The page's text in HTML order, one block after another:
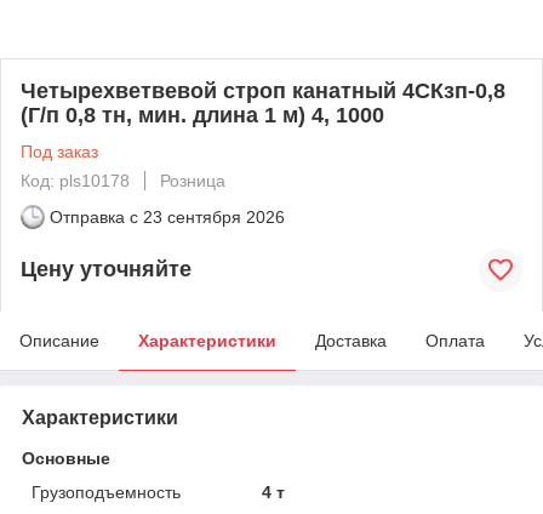
Четырехветвевой строп канатный 4СКзп-0,8
(Г/п 0,8 тн, мин. длина 1 м) 4, 1000
Под заказ
Код: pls10178
Розница
Отправка с 23 сентября 2026
Цену уточняйте
Описание Характеристики Доставка Оплата
Характеристики
Основные
Грузоподъемность
4 т